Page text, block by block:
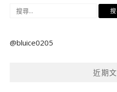
搜
鍵
@bluice0205
近期